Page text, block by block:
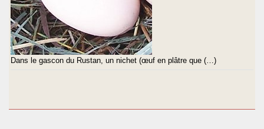
Dans le gascon du Rustan, un nichet (œuf en plâtre que (…)